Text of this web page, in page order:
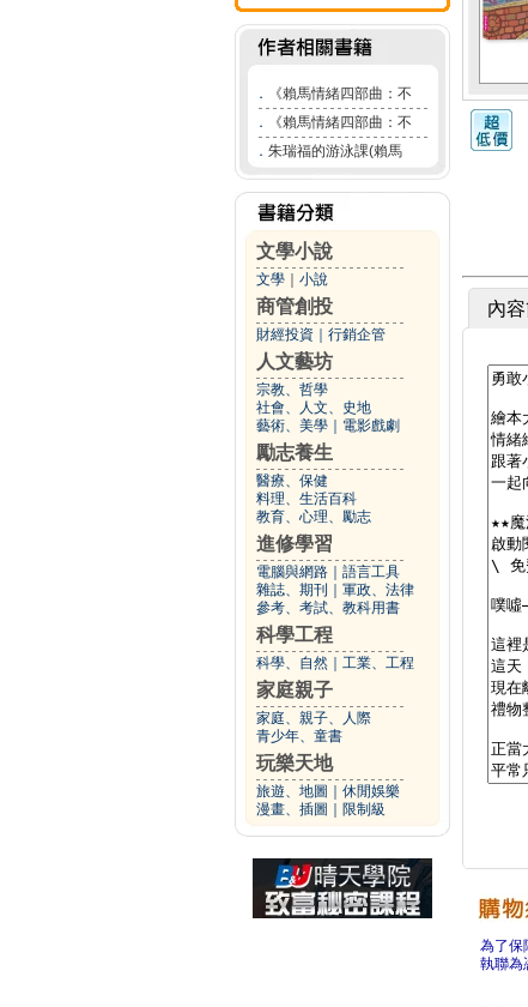
．
《賴馬情緒四部曲：不
．
《賴馬情緒四部曲：不
． 朱瑞福的游泳課(賴馬
文學小說
文學 小說
商管創投
財經投資 行銷企管
人文藝坊
宗教、哲學
社會、人文、史地
藝術、美學
電影戲劇
勵志養生
醫療、保健
料理、生活百科
教育、心理、勵志
進修學習
電腦與網路
語言工具
雜誌、期刊
軍政、法律
參考、考試、教科用書
科學工程
科學、自然 工業、工程
家庭親子
家庭、親子、人際
青少年、童書
玩樂天地
旅遊、地圖
休閒娛樂
漫畫、插圖
限制級
內
為了保
執聯為